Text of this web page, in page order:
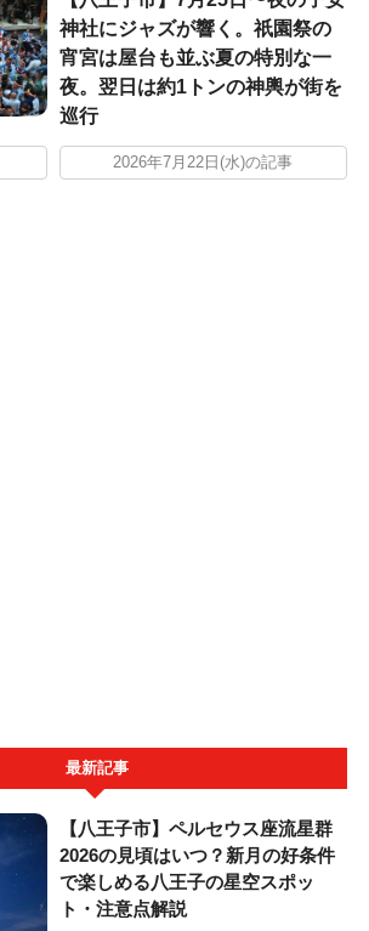
神社にジャズが響く。祇園祭の
宵宮は屋台も並ぶ夏の特別な一
夜。翌日は約1トンの神輿が街を
巡行
2026年7月22日(水)の記事
最新記事
【八王子市】ペルセウス座流星群
2026の見頃はいつ？新月の好条件
で楽しめる八王子の星空スポッ
ト・注意点解説